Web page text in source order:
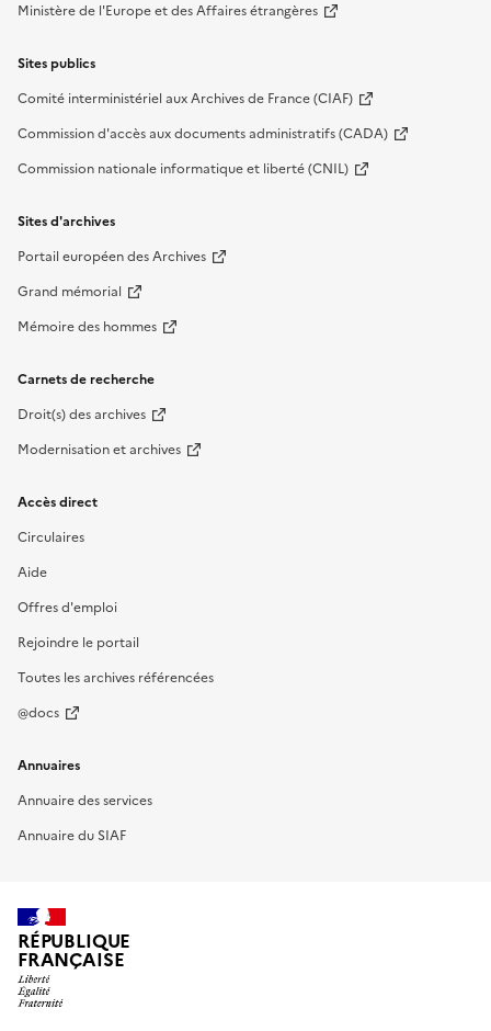
Ministère de l'Europe et des Affaires étrangères
Sites publics
Comité interministériel aux Archives de France (CIAF)
Commission d'accès aux documents administratifs (CADA)
Commission nationale informatique et liberté (CNIL)
Sites d'archives
Portail européen des Archives
Grand mémorial
Mémoire des hommes
Carnets de recherche
Droit(s) des archives
Modernisation et archives
Accès direct
Circulaires
Aide
Offres d'emploi
Rejoindre le portail
Toutes les archives référencées
@docs
Annuaires
Annuaire des services
Annuaire du SIAF
RÉPUBLIQUE
FRANÇAISE